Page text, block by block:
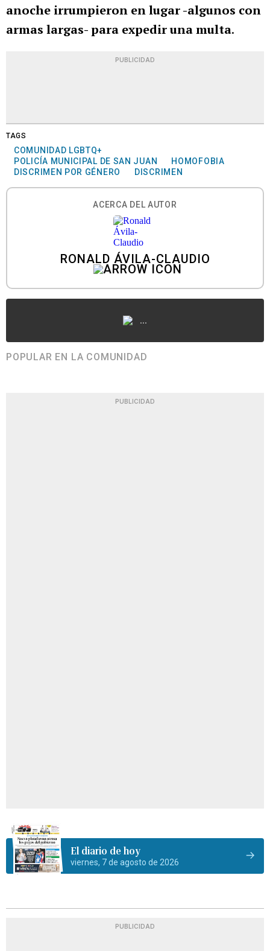
anoche irrumpieron en lugar -algunos con
armas largas- para expedir una multa.
PUBLICIDAD
TAGS
COMUNIDAD LGBTQ+
POLICÍA MUNICIPAL DE SAN JUAN
HOMOFOBIA
DISCRIMEN POR GÉNERO
DISCRIMEN
ACERCA DEL AUTOR
RONALD ÁVILA-CLAUDIO
...
POPULAR EN LA COMUNIDAD
PUBLICIDAD
El diario de hoy
viernes, 7 de agosto de 2026
PUBLICIDAD